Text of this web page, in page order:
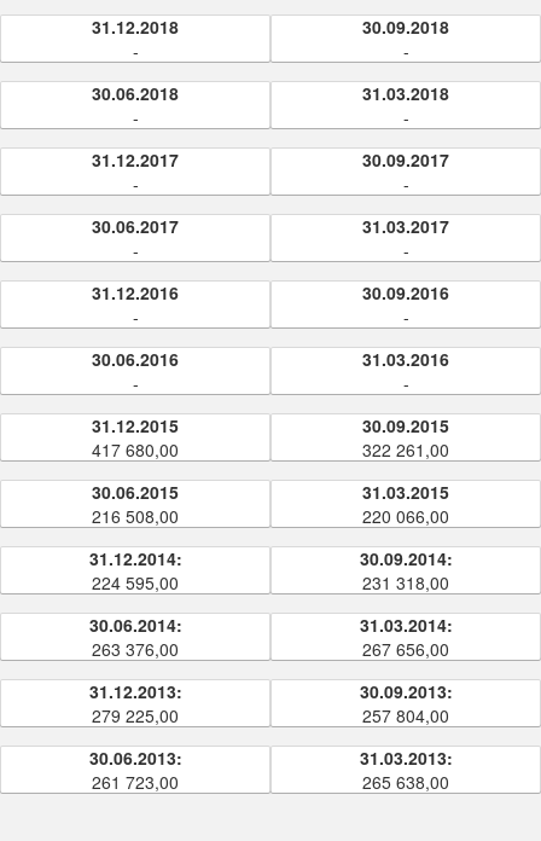
31.12.2018
-
30.09.2018
-
30.06.2018
-
31.03.2018
-
31.12.2017
-
30.09.2017
-
30.06.2017
-
31.03.2017
-
31.12.2016
-
30.09.2016
-
30.06.2016
-
31.03.2016
-
31.12.2015
417 680,00
30.09.2015
322 261,00
30.06.2015
216 508,00
31.03.2015
220 066,00
31.12.2014:
224 595,00
30.09.2014:
231 318,00
30.06.2014:
263 376,00
31.03.2014:
267 656,00
31.12.2013:
279 225,00
30.09.2013:
257 804,00
30.06.2013:
261 723,00
31.03.2013:
265 638,00